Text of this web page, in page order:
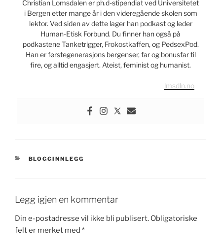
Christian Lomsdalen er ph.d-stipendiat ved Universitetet
i Bergen etter mange år i den videregående skolen som
lektor. Ved siden av dette lager han podkast og leder
Human-Etisk Forbund. Du finner han også på
podkastene Tanketrigger, Frokostkaffen, og PedsexPod.
Han er førstegenerasjons bergenser, far og bonusfar til
fire, og alltid engasjert. Ateist, feminist og humanist.
lmsdln.no
KATEGORIER
BLOGGINNLEGG
Legg igjen en kommentar
Din e-postadresse vil ikke bli publisert. Obligatoriske
felt er merket med *